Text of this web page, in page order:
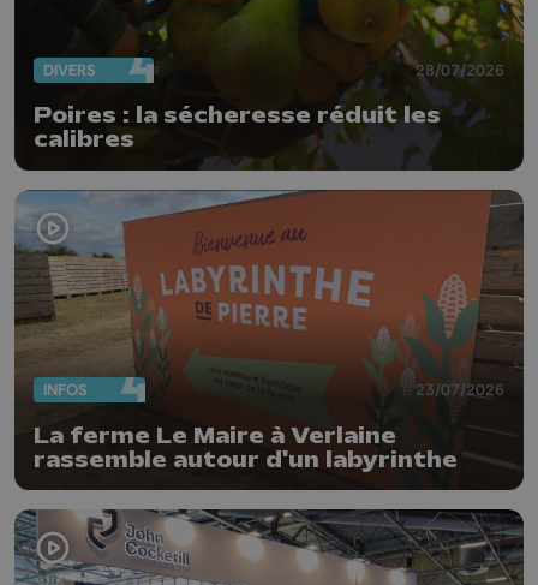
DIVERS 28/07/2026
Poires : la sécheresse réduit les
calibres
INFOS 23/07/2026
La ferme Le Maire à Verlaine
rassemble autour d'un labyrinthe